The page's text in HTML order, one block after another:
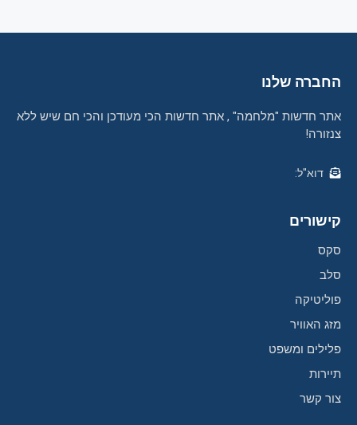
החברה שלנו
אתר חדשות "מלחמה" , אתר חדשות הכי מעודכן והכי חם שיש ללא
צנזורה!
דוא"ל:
קישורים
סקס
סלב
פוליטיקה
מזג האוויר
פלילים ומשפט
תיירות
צור קשר